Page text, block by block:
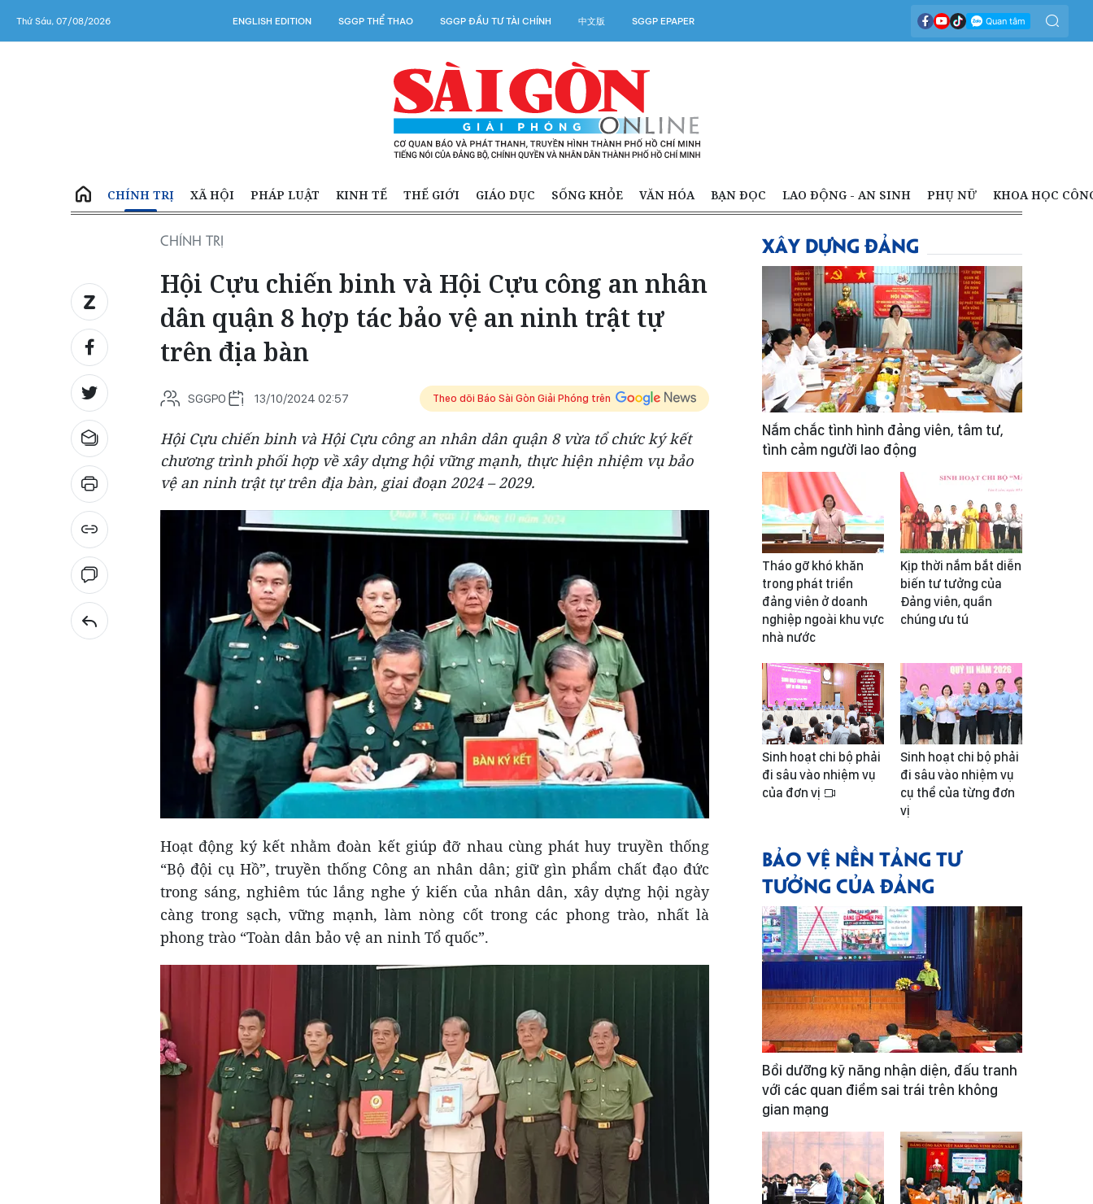
Thứ Sáu, 07/08/2026 ENGLISH EDITION SGGP THỂ THAO SGGP ĐẦU TƯ TÀI CHÍNH 中文版 SGGP EPAPER
CHÍNH TRỊ XÃ HỘI PHÁP LUẬT KINH TẾ THẾ GIỚI GIÁO DỤC SỐNG KHỎE VĂN HÓA BẠN ĐỌC LAO ĐỘNG - AN SINH PHỤ NỮ KHOA HỌC
CHÍNH TRỊ
Hội Cựu chiến binh và Hội Cựu công an nhân
dân quận 8 hợp tác bảo vệ an ninh trật tự
trên địa bàn
SGGPO 13/10/2024 02:57 Theo dõi Báo Sài Gòn Giải Phóng trên
Hội Cựu chiến binh và Hội Cựu công an nhân dân quận 8 vừa tổ chức ký kết
chương trình phối hợp về xây dựng hội vững mạnh, thực hiện nhiệm vụ bảo
vệ an ninh trật tự trên địa bàn, giai đoạn 2024 – 2029.
Hoạt động ký kết nhằm đoàn kết giúp đỡ nhau cùng phát huy truyền thống
“Bộ đội cụ Hồ”, truyền thống Công an nhân dân; giữ gìn phẩm chất đạo đức
trong sáng, nghiêm túc lắng nghe ý kiến của nhân dân, xây dựng hội ngày
càng trong sạch, vững mạnh, làm nòng cốt trong các phong trào, nhất là
phong trào “Toàn dân bảo vệ an ninh Tổ quốc”.
XÂY DỰNG ĐẢNG
Nắm chắc tình hình đảng viên, tâm tư,
tình cảm người lao động
Tháo gỡ khó khăn
trong phát triển
đảng viên ở doanh
nghiệp ngoài khu vực
nhà nước
Kịp thời nắm bắt diễn
biến tư tưởng của
Đảng viên, quần
chúng ưu tú
Sinh hoạt chi bộ phải
đi sâu vào nhiệm vụ
của đơn vị
Sinh hoạt chi bộ phải
đi sâu vào nhiệm vụ
cụ thể của từng đơn
vị
BẢO VỆ NỀN TẢNG TƯ
TƯỞNG CỦA ĐẢNG
Bồi dưỡng kỹ năng nhận diện, đấu tranh
với các quan điểm sai trái trên không
gian mạng